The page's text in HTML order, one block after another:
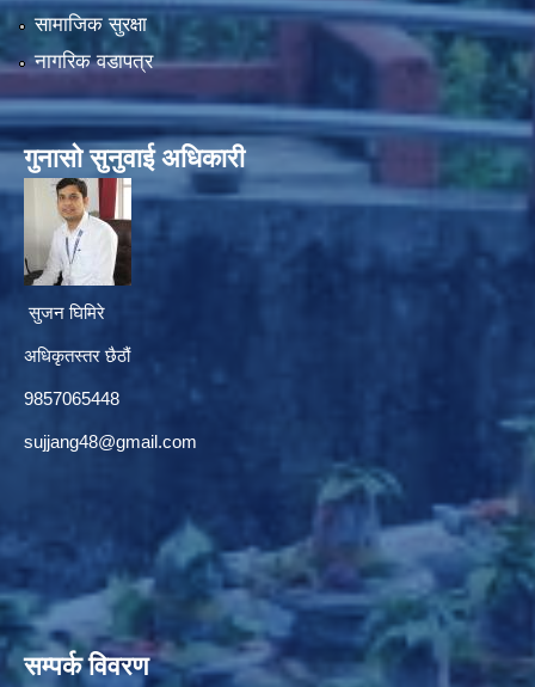
सामाजिक सुरक्षा
नागरिक वडापत्र
गुनासाे सुनुवाई अधिकारी
सुजन घिमिरे
अधिकृतस्तर छैठौं‌
9857065448
sujjang48@gmail.com
सम्पर्क विवरण